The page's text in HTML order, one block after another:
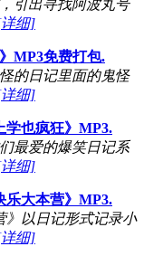
引出寻找阿波丸号
细]
MP3免费打包.
的日记里面的鬼怪
细]
学也疯狂》MP3.
最爱的爆笑日记系
细]
乐大本营》MP3.
》以日记形式记录小
细]